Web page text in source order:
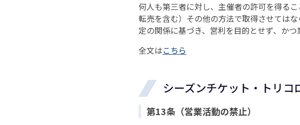
何人も第三者に対し、主催者の許可を得る
転売を含む）その他の方法で取得させては
定の関係に基づき、営利を目的とせず、か
全文はこちら
シーズンチケット・トリコ
第13条（営業活動の禁止）